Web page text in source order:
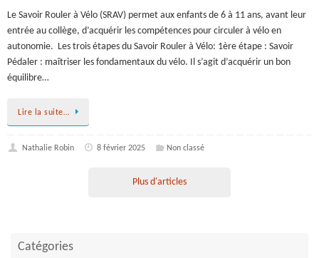
Le Savoir Rouler à Vélo (SRAV) permet aux enfants de 6 à 11 ans, avant leur
entrée au collège, d’acquérir les compétences pour circuler à vélo en
autonomie. Les trois étapes du Savoir Rouler à Vélo: 1ère étape : Savoir
Pédaler : maîtriser les fondamentaux du vélo. Il s’agit d’acquérir un bon
équilibre…
Lire la suite…
Nathalie Robin 8 février 2025 Non classé
Plus d'articles
Catégories